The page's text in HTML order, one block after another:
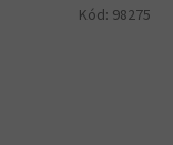
Kód: 98275